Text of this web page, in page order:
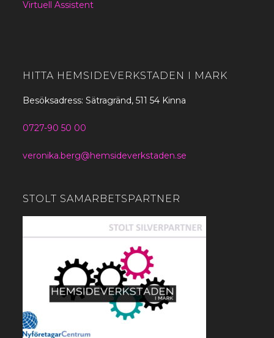
Virtuell Assistent
HITTA HEMSIDEVERKSTADEN I MARK
Besöksadress: Sätragränd, 511 54 Kinna
0727-90 50 00
veronika.berg@hemsideverkstaden.se
STOLT SAMARBETSPARTNER